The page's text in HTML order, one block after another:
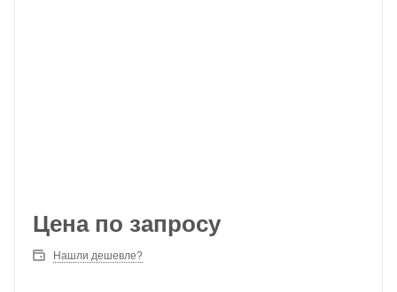
Цена по запросу
Нашли дешевле?